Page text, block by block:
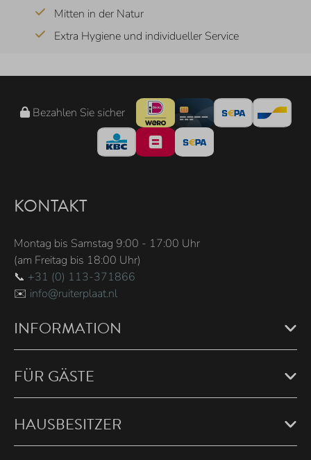
Mitten in der Natur
Extra Hygiene und individueller Service
Bezahlen Sie sicher
KONTAKT
Montag bis Samstag 9:00 - 17:00 Uhr
(am Freitag bis 18:00 Uhr)
📞 +31 (0) 113-371866
✉️ info@ruiterplaat.nl
INFORMATION
FÜR GÄSTE
HAUSBESITZER